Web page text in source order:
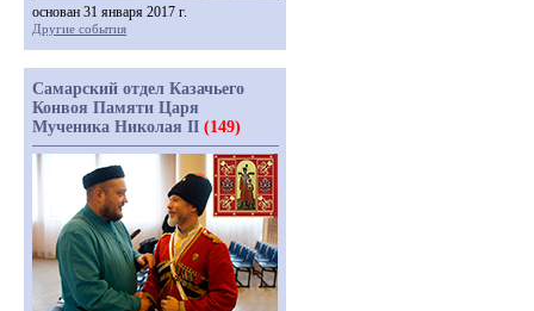
основан 31 января 2017 г.
Другие события
Самарский отдел Казачьего
Конвоя Памяти Царя
Мученика Николая II (149)